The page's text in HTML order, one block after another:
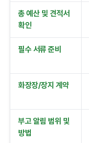
총 예산 및 견적서
확인
필수 서류 준비
화장장/장지 계약
부고 알림 범위 및
방법